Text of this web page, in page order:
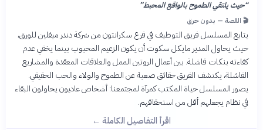
“حيث يلتقي الطموح بالواقع المحبط”
🎬 القصة — بدون حرق
يتابع المسلسل فريق التوظيف في فرع سكرانتون من شركة دندر ميفلين للورق،
حيث يحاول المدير مايكل سكوت أن يكون الزعيم المحبوب بينما يخفي عدم
كفاءته بنكات فاشلة. بين أعمال الروتين الممل والعلاقات المعقدة والمشاريع
الفاشلة، يكتشف الفريق حقائق صعبة عن الطموح والولاء والحب الحقيقي.
يصور المسلسل حياة المكتب كمرآة لمجتمعنا: أشخاص عاديون يحاولون البقاء
في نظام يجعلهم أقل من استحقاقهم.
اقرأ التفاصيل الكاملة ←